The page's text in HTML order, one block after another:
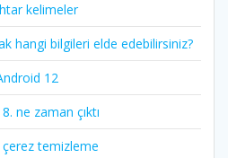
kelimeler
hangi bilgileri elde edebilirsiniz?
12
ne zaman çıktı
temizleme